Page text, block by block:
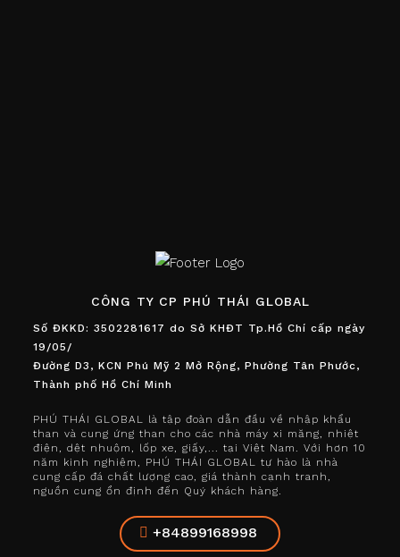
CÔNG TY CP PHÚ THÁI GLOBAL
Số ĐKKD: 3502281617 do Sở KHĐT Tp.Hồ Chí cấp ngày
19/05/
Đường D3, KCN Phú Mỹ 2 Mở Rộng, Phường Tân Phước,
Thành phố Hồ Chí Minh
PHÚ THÁI GLOBAL là tập đoàn dẫn đầu về nhập khẩu
than và cung ứng than cho các nhà máy xi măng, nhiệt
điện, dệt nhuộm, lốp xe, giấy,... tại Việt Nam. Với hơn 10
năm kinh nghiệm, PHÚ THÁI GLOBAL tự hào là nhà
cung cấp đá chất lượng cao, giá thành cạnh tranh,
nguồn cung ổn định đến Quý khách hàng.
+84899168998